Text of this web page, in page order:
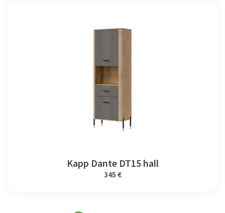
Kapp Dante DT15 hall
345 €